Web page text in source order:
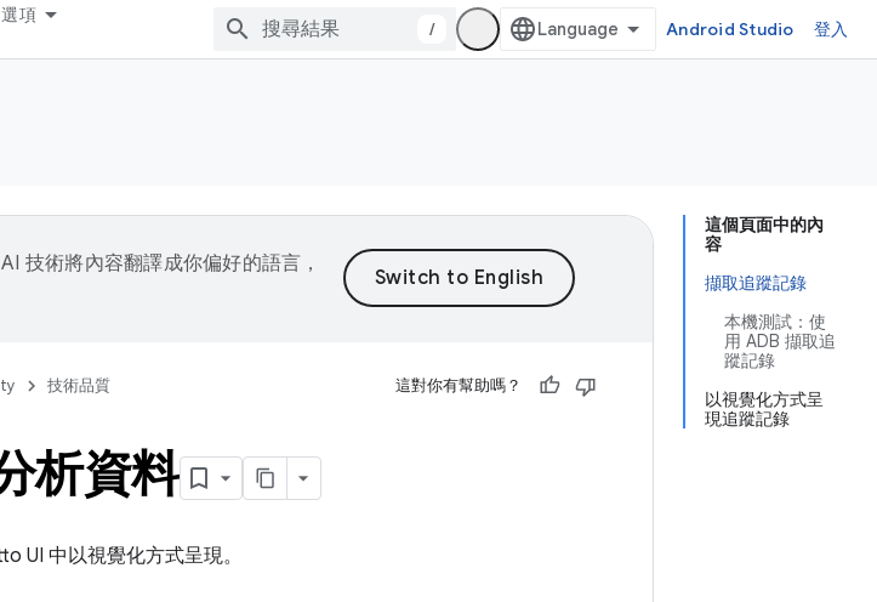
項
/ Android Studio 登入
這個頁面中的內
容
擷取追蹤記錄
本機測試：使
用 ADB 擷取追
蹤記錄
以視覺化方式呈
現追蹤記錄
技術將內容翻譯成你偏好的語言，
技術品質 這對你有幫助嗎？
析資料
UI 中以視覺化方式呈現。